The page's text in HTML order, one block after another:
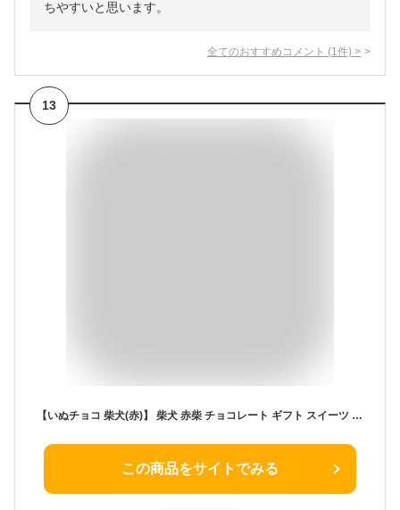
ちやすいと思います。
全てのおすすめコメント (1 件) >
13
【いぬチョコ 柴犬(赤)】 柴犬 赤柴 チョコレート ギフト スイーツ 犬 いぬ 犬型 動物 映えスイーツ お菓子 おしゃれ 喜ばれる 可愛いお菓子 可愛いチョコ 高級チョコ 詰め合わせ ボンボンショコラ センスのいい プチギフト プレゼント 犬好き 女性 誕生日 母の日 しばいぬ
この商品をサイトでみる